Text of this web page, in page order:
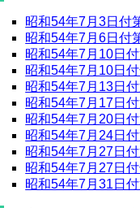
昭和54年7月3日付
昭和54年7月6日付
昭和54年7月10日
昭和54年7月10日
昭和54年7月13日
昭和54年7月17日
昭和54年7月20日
昭和54年7月24日
昭和54年7月27日
昭和54年7月27日
昭和54年7月31日